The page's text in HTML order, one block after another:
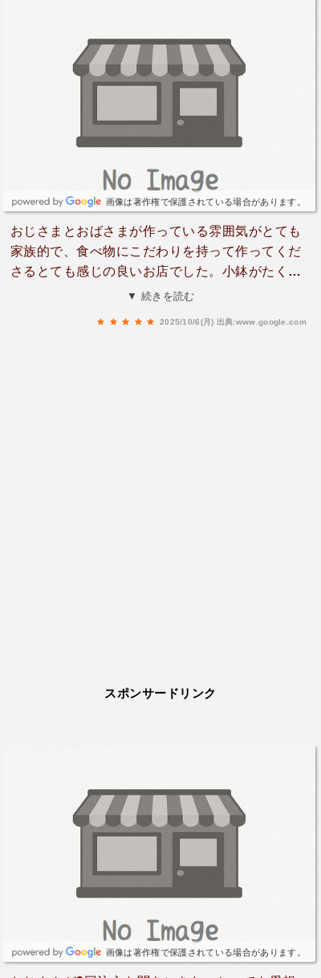
画像は著作権で保護されている場合があります。
おじさまとおばさまが作っている雰囲気がとても
家族的で、食べ物にこだわりを持って作ってくだ
さるとても感じの良いお店でした。小鉢がたくさ
んあり、どれも美味しくいただきました。
▼ 続きを読む
2025/10/6(月) 出典:www.google.com
スポンサードリンク
画像は著作権で保護されている場合があります。